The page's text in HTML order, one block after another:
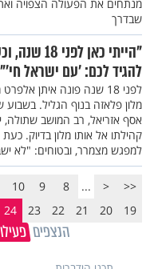
מנתחים את הפעולה הצפויה
שבדרך
"הייתי כאן
להגיד לכם: 'עם ישראל חי'"
לפני 18 שנה פונה איתן
מלון פלאזה בנוף הגליל.
אסף אזריאל, רב המושב שתולה,
קהילתו אל אותו מלון בדיוק.
למפגש מצמרר, ובטוחים: "לא
<<
<
...
8
9
10
19
20
21
22
23
24
הנצפים